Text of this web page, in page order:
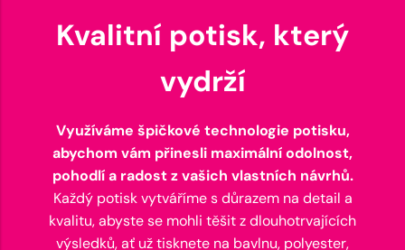
Kvalitní potisk, který
vydrží
Využíváme špičkové technologie potisku,
abychom vám přinesli maximální odolnost,
pohodlí a radost z vašich vlastních návrhů.
Každý potisk vytváříme s důrazem na detail a
kvalitu, abyste se mohli těšit z dlouhotrvajících
výsledků, ať už tisknete na bavlnu, polyester,